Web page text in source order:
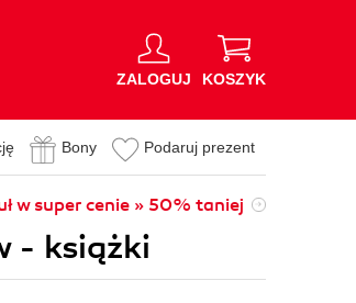
ZALOGUJ KOSZYK
Bony Podaruj prezent
w super cenie » 50% taniej
- książki